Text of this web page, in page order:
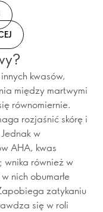
kwasów,
między martwymi
równomiernie.
rozjaśnić skórę i
w
AHA, kwas
wnika również w
nich obumarłe
zatykaniu
się w roli